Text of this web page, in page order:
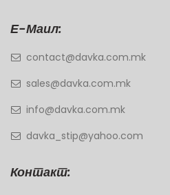
Е-Маил:
contact@davka.com.mk
sales@davka.com.mk
info@davka.com.mk
davka_stip@yahoo.com
Контакт: